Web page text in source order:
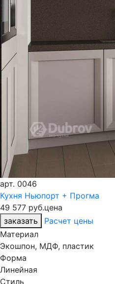
арт. 0046
Кухня Ньюпорт + Прогма
49 577 руб.цена
заказать
Расчет цены
Материал
Экошпон, МДФ, пластик
Форма
Линейная
Стиль